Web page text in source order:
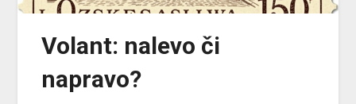
Volant: nalevo či
napravo?